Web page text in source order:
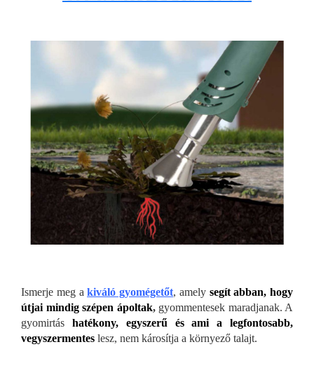
Ismerje meg akiváló gyomégetőt, amely segít abban, hogy
útjai mindig szépen ápoltak,gyommentesek maradjanak. A
gyomirtás hatékony, egyszerű és ami a legfontosabb,
vegyszermentes lesz, nem károsítja a környező talajt.